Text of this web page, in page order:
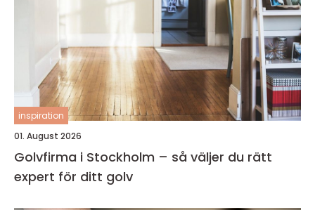
inspiration
01. August 2026
Golvfirma i Stockholm – så väljer du rätt
expert för ditt golv